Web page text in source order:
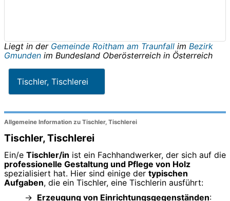
Liegt in der Gemeinde Roitham am Traunfall im Bezirk
Gmunden im Bundesland Oberösterreich in Österreich
Tischler, Tischlerei
Allgemeine Information zu Tischler, Tischlerei
Tischler, Tischlerei
Ein/e Tischler/in ist ein Fachhandwerker, der sich auf die
professionelle Gestaltung und Pflege von Holz
spezialisiert hat. Hier sind einige der typischen
Aufgaben, die ein Tischler, eine Tischlerin ausführt:
Erzeugung von Einrichtungsgegenständen: